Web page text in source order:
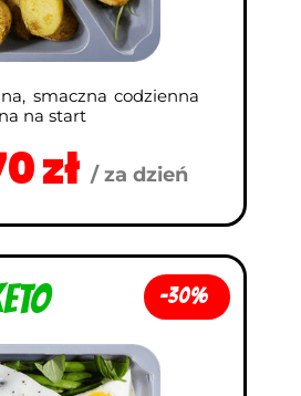
-30%
/ za dzień
zł
smaczna codzienna
na start